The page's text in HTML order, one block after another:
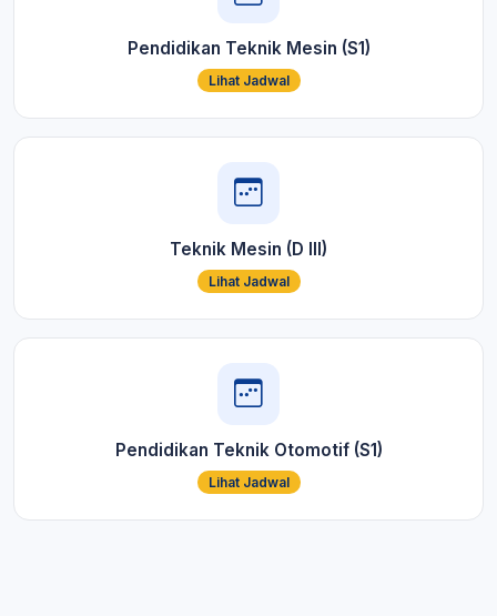
Pendidikan Teknik Mesin (S1)
Lihat Jadwal
Teknik Mesin (D III)
Lihat Jadwal
Pendidikan Teknik Otomotif (S1)
Lihat Jadwal